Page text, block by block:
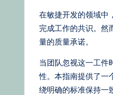
e,
Ti
在敏捷开发的领域中
完成工作的共识。然
量的质量承诺。
当团队忽视这一工件
性。本指南提供了一
绕明确的标准保持一